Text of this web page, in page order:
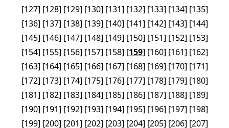
[127] [128] [129] [130] [131] [132] [133] [134] [135]
[136] [137] [138] [139] [140] [141] [142] [143] [144]
[145] [146] [147] [148] [149] [150] [151] [152] [153]
[154] [155] [156] [157] [158] [159] [160] [161] [162]
[163] [164] [165] [166] [167] [168] [169] [170] [171]
[172] [173] [174] [175] [176] [177] [178] [179] [180]
[181] [182] [183] [184] [185] [186] [187] [188] [189]
[190] [191] [192] [193] [194] [195] [196] [197] [198]
[199] [200] [201] [202] [203] [204] [205] [206] [207]